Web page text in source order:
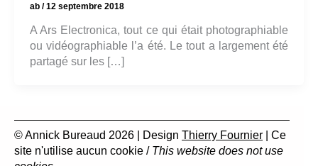
ab /12 septembre 2018
A Ars Electronica, tout ce qui était photographiable
ou vidéographiable l’a été. Le tout a largement été
partagé sur les […]
© Annick Bureaud 2026 | Design Thierry Fournier | Ce
site n'utilise aucun cookie / This website does not use